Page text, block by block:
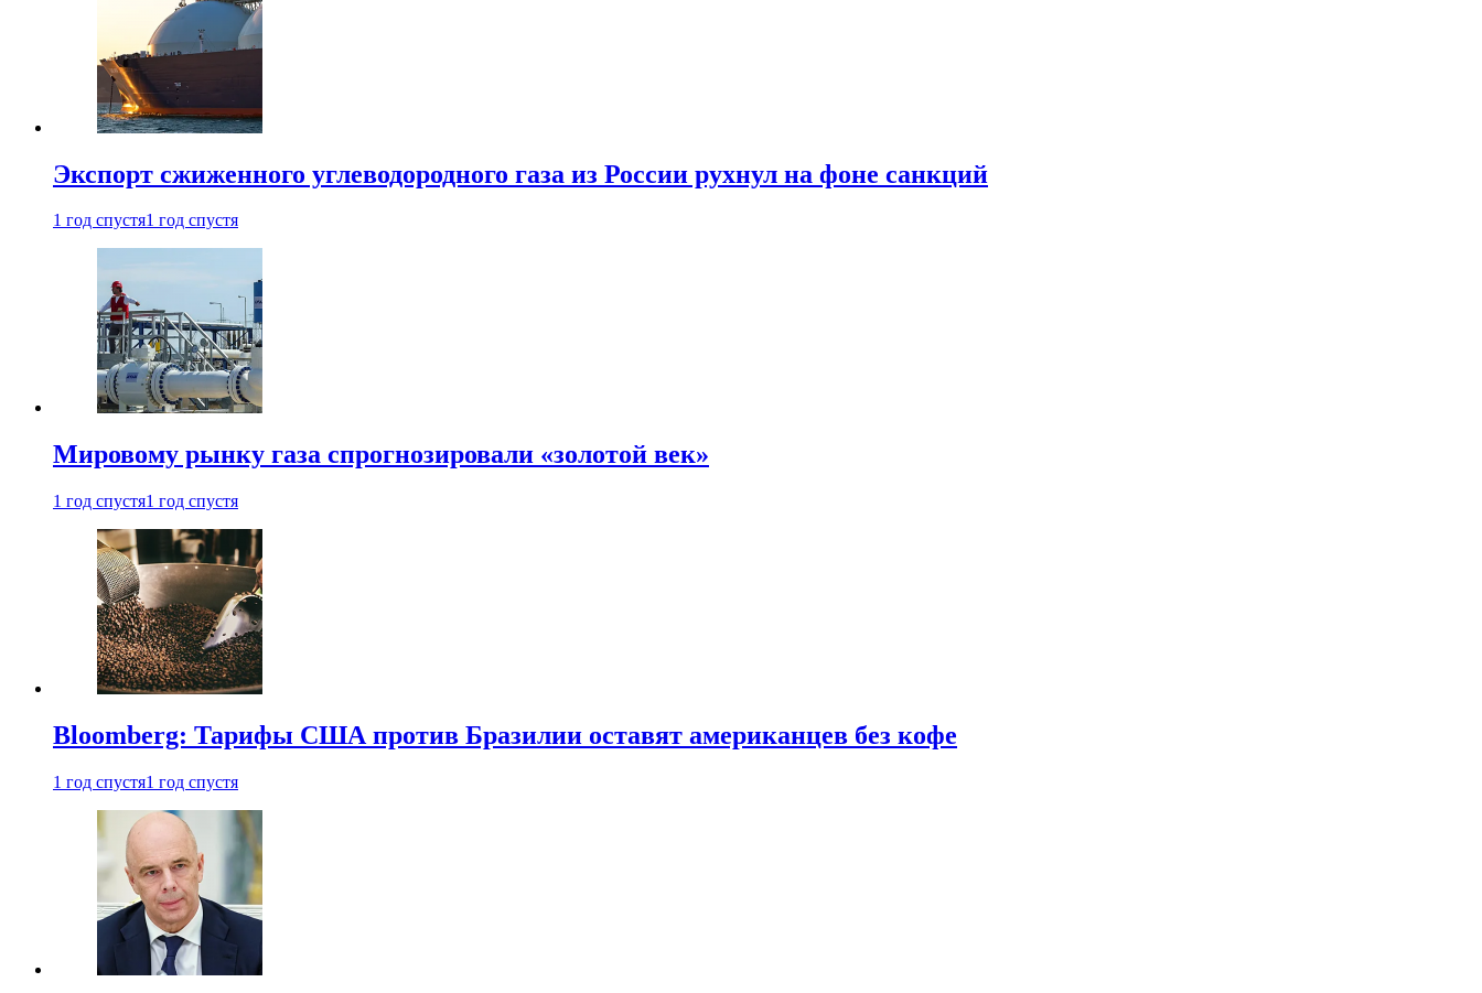
Экспорт сжиженного углеводородного газа из России рухнул на фоне санкций
1 год спустя1 год спустя
Мировому рынку газа спрогнозировали «золотой век»
1 год спустя1 год спустя
Bloomberg: Тарифы США против Бразилии оставят американцев без кофе
1 год спустя1 год спустя